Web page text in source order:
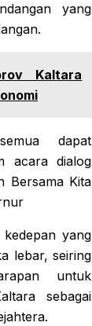
yang
Kaltara
dapat
acara dialog
Bersama Kita
yang
lebar, seiring
untuk
sebagai